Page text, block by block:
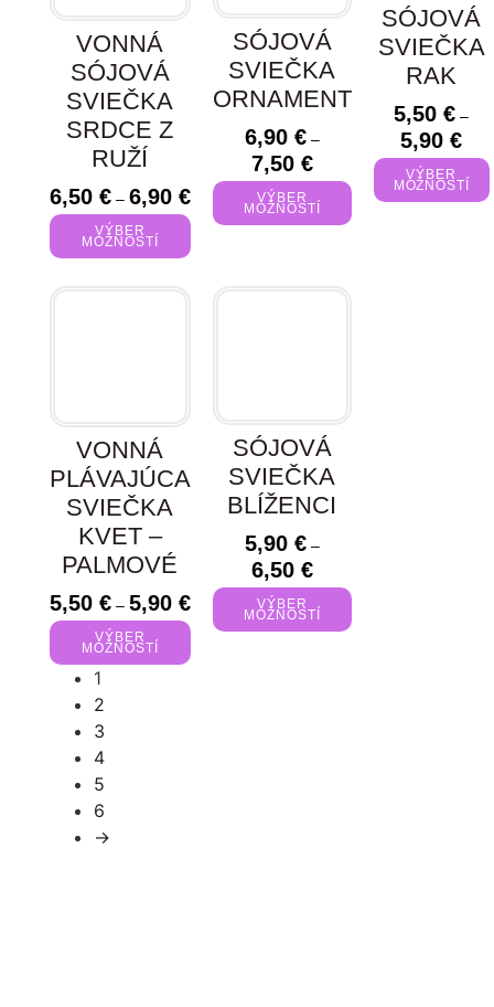
VONNÁ
SÓJOVÁ
SVIEČKA
SRDCE Z
RUŽÍ
6,50 € – 6,90 €
VÝBER
MOŽNOSTÍ
SÓJOVÁ
SVIEČKA
ORNAMENT
6,90 € –
7,50 €
VÝBER
MOŽNOSTÍ
SÓJOVÁ
SVIEČKA
RAK
5,50€ –
5,90€
VÝBER
MOŽNOSTÍ
VONNÁ
PLÁVAJÚCA
SVIEČKA
KVET –
PALMOVÉ
5,50 € – 5,90 €
VÝBER
MOŽNOSTÍ
SÓJOVÁ
SVIEČKA
BLÍŽENCI
5,90 € –
6,50 €
VÝBER
MOŽNOSTÍ
1
2
3
4
5
6
→